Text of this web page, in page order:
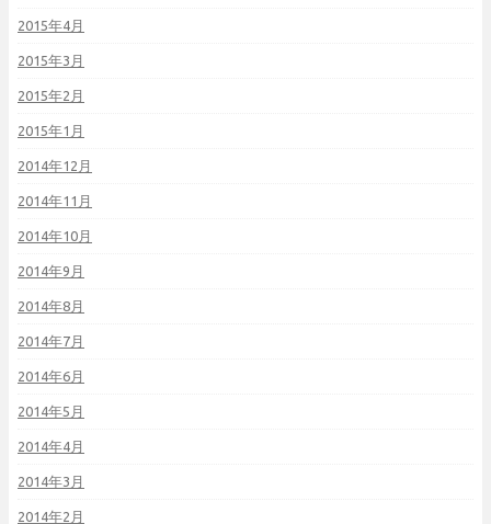
2015年4月
2015年3月
2015年2月
2015年1月
2014年12月
2014年11月
2014年10月
2014年9月
2014年8月
2014年7月
2014年6月
2014年5月
2014年4月
2014年3月
2014年2月